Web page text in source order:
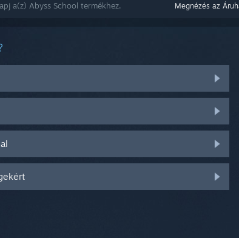
Megnézés az
a(z) Abyss School termékhez.